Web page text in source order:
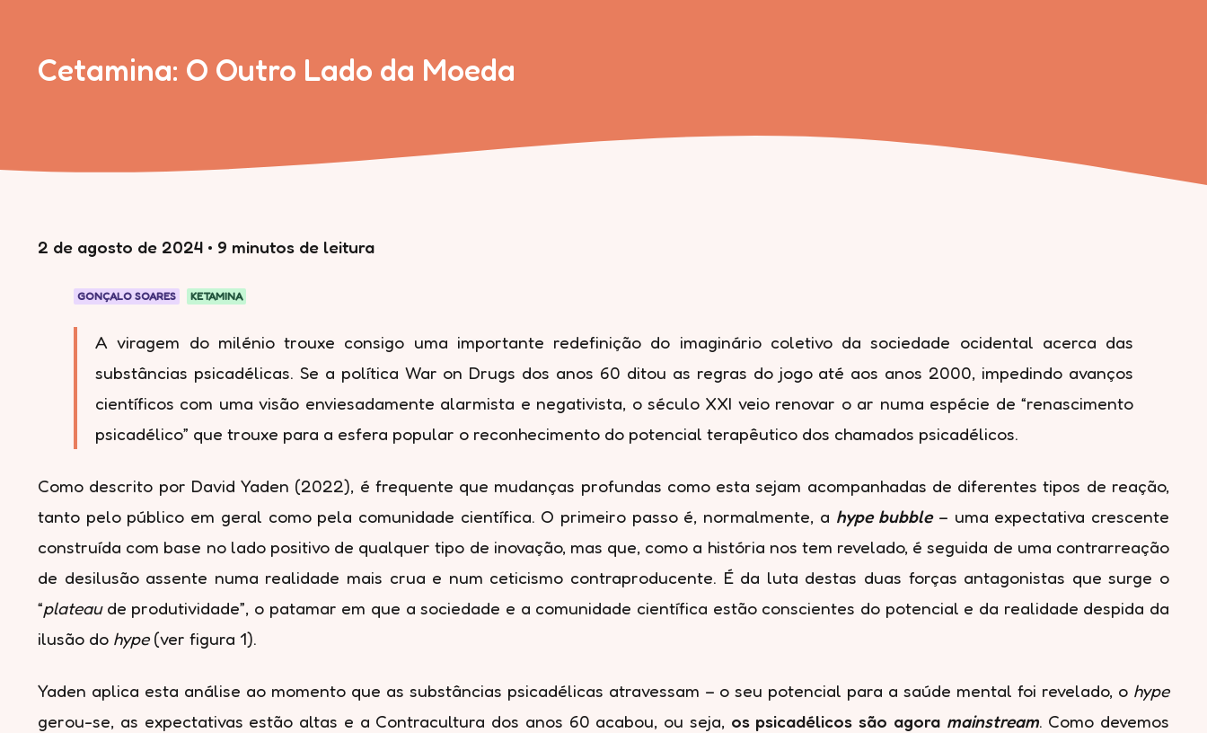
Cetamina: O Outro Lado da Moeda
2 de agosto de 2024 • 9 minutos de leitura
GONÇALO SOARES KETAMINA
A viragem do milénio trouxe consigo uma importante redefinição do imaginário coletivo da sociedade ocidental acerca das
substâncias psicadélicas. Se a política War on Drugs dos anos 60 ditou as regras do jogo até aos anos 2000, impedindo avanços
científicos com uma visão enviesadamente alarmista e negativista, o século XXI veio renovar o ar numa espécie de “renascimento
psicadélico” que trouxe para a esfera popular o reconhecimento do potencial terapêutico dos chamados psicadélicos.
Como descrito por David Yaden (2022), é frequente que mudanças profundas como esta sejam acompanhadas de diferentes tipos de reação,
tanto pelo público em geral como pela comunidade científica. O primeiro passo é, normalmente, a hype bubble– uma expectativa crescente
construída com base no lado positivo de qualquer tipo de inovação, mas que, como a história nos tem revelado, é seguida de uma contrarreação
de desilusão assente numa realidade mais crua e num ceticismo contraproducente. É da luta destas duas forças antagonistas que surge o
“plateaude produtividade”, o patamar em que a sociedade e a comunidade científica estão conscientes do potencial e da realidade despida da
ilusão do hype(ver figura 1).
Yaden aplica esta análise ao momento que as substâncias psicadélicas atravessam – o seu potencial para a saúde mental foi revelado, o hype
gerou-se, as expectativas estão altas e a Contracultura dos anos 60 acabou, ou seja, os psicadélicos são agora mainstream. Como devemos